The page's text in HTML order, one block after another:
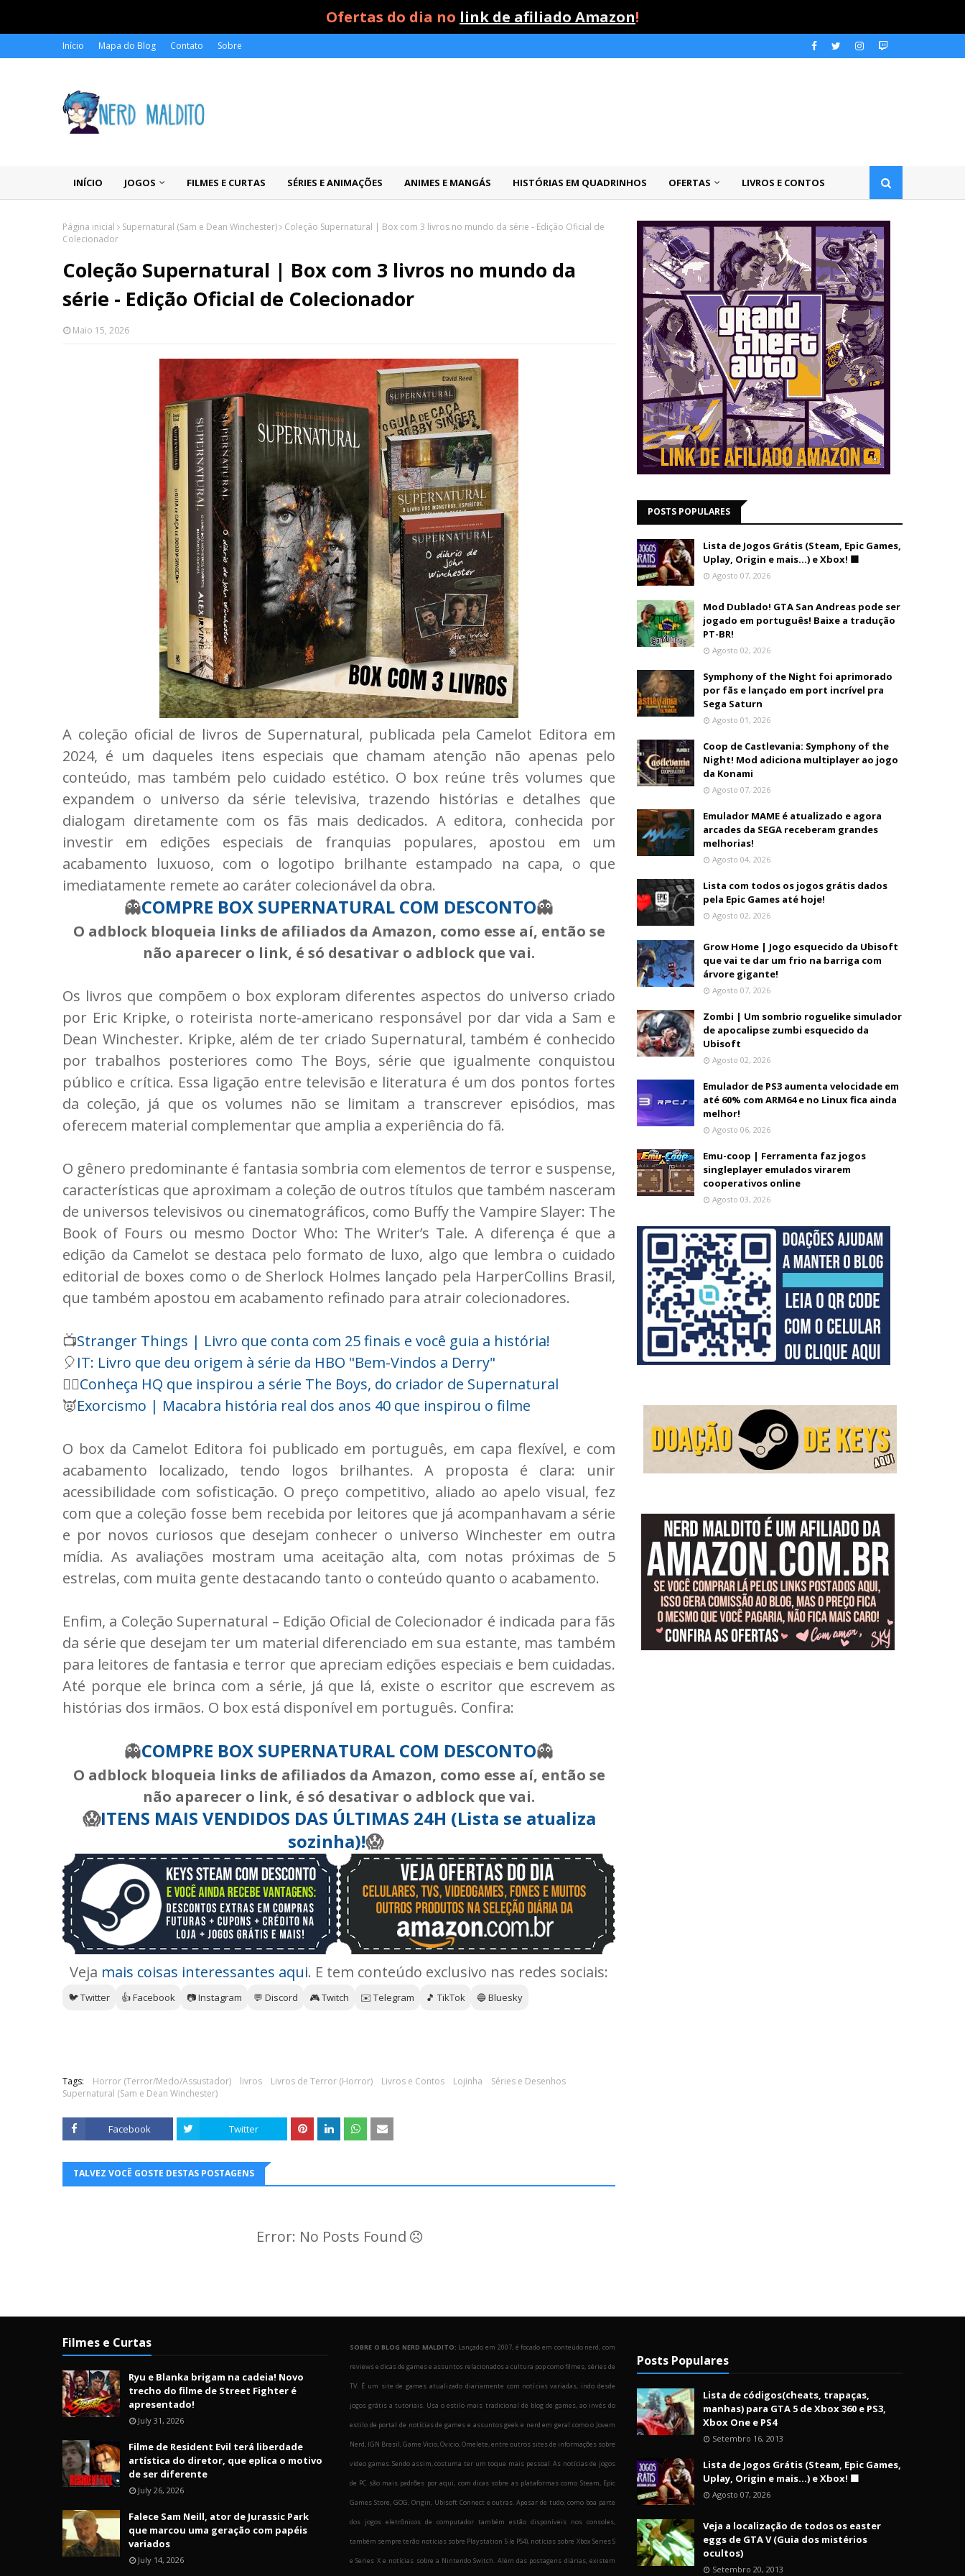
Ofertas do dia no link de afiliado Amazon!
Início Mapa do Blog Contato Sobre
INÍCIO JOGOS FILMES E CURTAS SÉRIES E ANIMAÇÕES ANIMES E MANGÁS HISTÓRIAS EM QUADRINHOS OFERTAS LIVROS E CONTOS
Página inicial Supernatural (Sam e Dean Winchester)
Coleção Supernatural | Box com 3 livros no mundo da série - Edição Oficial de
Colecionador
Coleção Supernatural | Box com 3 livros no mundo da
série - Edição Oficial de Colecionador
Maio 15, 2026
A coleção oficial de livros de Supernatural, publicada pela Camelot Editora em
2024, é um daqueles itens especiais que chamam atenção não apenas pelo
conteúdo, mas também pelo cuidado estético. O box reúne três volumes que
expandem o universo da série televisiva, trazendo histórias e detalhes que
dialogam diretamente com os fãs mais dedicados. A editora, conhecida por
investir em edições especiais de franquias populares, apostou em um
acabamento luxuoso, com o logotipo brilhante estampado na capa, o que
imediatamente remete ao caráter colecionável da obra.
👻COMPRE BOX SUPERNATURAL COM DESCONTO👻
O adblock bloqueia links de afiliados da Amazon, como esse aí, então se
não aparecer o link, é só desativar o adblock que vai.
Os livros que compõem o box exploram diferentes aspectos do universo criado
por Eric Kripke, o roteirista norte-americano responsável por dar vida a Sam e
Dean Winchester. Kripke, além de ter criado Supernatural, também é conhecido
por trabalhos posteriores como The Boys, série que igualmente conquistou
público e crítica. Essa ligação entre televisão e literatura é um dos pontos fortes
da coleção, já que os volumes não se limitam a transcrever episódios, mas
oferecem material complementar que amplia a experiência do fã.
O gênero predominante é fantasia sombria com elementos de terror e suspense,
características que aproximam a coleção de outros títulos que também nasceram
de universos televisivos ou cinematográficos, como Buffy the Vampire Slayer: The
Book of Fours ou mesmo Doctor Who: The Writer’s Tale. A diferença é que a
edição da Camelot se destaca pelo formato de luxo, algo que lembra o cuidado
editorial de boxes como o de Sherlock Holmes lançado pela HarperCollins Brasil,
que também apostou em acabamento refinado para atrair colecionadores.
📺Stranger Things | Livro que conta com 25 finais e você guia a história!
🎈IT: Livro que deu origem à série da HBO "Bem-Vindos a Derry"
🦸‍♀️Conheça HQ que inspirou a série The Boys, do criador de Supernatural
👿Exorcismo | Macabra história real dos anos 40 que inspirou o filme
O box da Camelot Editora foi publicado em português, em capa flexível, e com
acabamento localizado, tendo logos brilhantes. A proposta é clara: unir
acessibilidade com sofisticação. O preço competitivo, aliado ao apelo visual, fez
com que a coleção fosse bem recebida por leitores que já acompanhavam a série
e por novos curiosos que desejam conhecer o universo Winchester em outra
mídia. As avaliações mostram uma aceitação alta, com notas próximas de 5
estrelas, com muita gente destacando tanto o conteúdo quanto o acabamento.
Enfim, a Coleção Supernatural – Edição Oficial de Colecionador é indicada para fãs
da série que desejam ter um material diferenciado em sua estante, mas também
para leitores de fantasia e terror que apreciam edições especiais e bem cuidadas.
Até porque ele brinca com a série, já que lá, existe o escritor que escrevem as
histórias dos irmãos. O box está disponível em português. Confira:
👻COMPRE BOX SUPERNATURAL COM DESCONTO👻
O adblock bloqueia links de afiliados da Amazon, como esse aí, então se
não aparecer o link, é só desativar o adblock que vai.
😱ITENS MAIS VENDIDOS DAS ÚLTIMAS 24H (Lista se atualiza
sozinha)!😱
Veja mais coisas interessantes aqui. E tem conteúdo exclusivo nas redes sociais:
🐦 Twitter 👍 Facebook 📷 Instagram 💬 Discord 🎮 Twitch ✉️ Telegram 🎵 TikTok 🔵 Bluesky
Tags: Horror (Terror/Medo/Assustador) livros Livros de Terror (Horror) Livros e Contos Lojinha
Séries e Desenhos
Supernatural (Sam e Dean Winchester)
Facebook Twitter
TALVEZ VOCÊ GOSTE DESTAS POSTAGENS
Error: No Posts Found
POSTS POPULARES
Lista de Jogos Grátis (Steam, Epic Games,
Uplay, Origin e mais...) e Xbox! 🟩
Agosto 07, 2026
Mod Dublado! GTA San Andreas pode ser
jogado em português! Baixe a tradução
PT-BR!
Agosto 02, 2026
Symphony of the Night foi aprimorado
por fãs e lançado em port incrível pra
Sega Saturn
Agosto 01, 2026
Coop de Castlevania: Symphony of the
Night! Mod adiciona multiplayer ao jogo
da Konami
Agosto 07, 2026
Emulador MAME é atualizado e agora
arcades da SEGA receberam grandes
melhorias!
Agosto 04, 2026
Lista com todos os jogos grátis dados
pela Epic Games até hoje!
Agosto 02, 2026
Grow Home | Jogo esquecido da Ubisoft
que vai te dar um frio na barriga com
árvore gigante!
Agosto 07, 2026
Zombi | Um sombrio roguelike simulador
de apocalipse zumbi esquecido da
Ubisoft
Agosto 02, 2026
Emulador de PS3 aumenta velocidade em
até 60% com ARM64 e no Linux fica ainda
melhor!
Agosto 06, 2026
Emu-coop | Ferramenta faz jogos
singleplayer emulados virarem
cooperativos online
Agosto 03, 2026
Filmes e Curtas
Ryu e Blanka brigam na cadeia! Novo
trecho do filme de Street Fighter é
apresentado!
July 31, 2026
Filme de Resident Evil terá liberdade
artística do diretor, que eplica o motivo
de ser diferente
July 26, 2026
Falece Sam Neill, ator de Jurassic Park
que marcou uma geração com papéis
variados
July 14, 2026
SOBRE O BLOG NERD MALDITO: Lançado em 2007, é focado em conteúdo nerd, com
reviews e dicas de games e assuntos relacionados a cultura pop como filmes, séries de
TV. É um site de games atualizado diariamente com notícias variadas, indo desde
jogos grátis a tutoriais. Usa o estilo mais tradicional de blog de games, ao invés do
estilo de portal de notícias de games e assuntos geek e nerd em geral como o Jovem
Nerd, IGN Brasil, Game Vicio, Ovicio, Omelete, entre outros sites de informações sobre
video games. Sendo assim, costuma ter um toque mais pessoal. As notícias de jogos
de PC são mais padrões por aqui, com dicas sobre as plataformas como Steam, Epic
Games Store, GOG, Origin, Ubisoft Connect e outras. Apesar de tudo, como boa parte
dos jogos eletrônicos de computador também estão disponíveis nos consoles,
também sempre terão notícias sobre Playstation 5 (e PS4), notícias sobre Xbox Series S
e Series X e notícias sobre a Nintendo Switch. Além das postagens diárias, existem
Posts Populares
Lista de códigos(cheats, trapaças,
manhas) para GTA 5 de Xbox 360 e PS3,
Xbox One e PS4
Setembro 16, 2013
Lista de Jogos Grátis (Steam, Epic Games,
Uplay, Origin e mais...) e Xbox! 🟩
Agosto 07, 2026
Veja a localização de todos os easter
eggs de GTA V (Guia dos mistérios
ocultos)
Setembro 20, 2013